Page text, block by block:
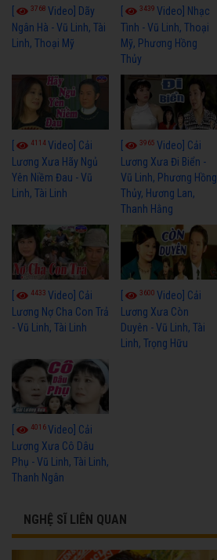
3768 Video] Dãy
Ngân Hà - Vũ Linh, Tài
Linh, Thoại Mỹ
3439Video] Nhạc
Tình - Vũ Linh, Thoại
Mỹ, Phương Hồng
Thủy
4114Video] Cải
Lương Xưa Hãy Ngủ
Yên Niềm Đau - Vũ
Linh, Tài Linh
3965Video] Cải
Lương Xưa Đi Biển -
Vũ Linh, Phương Hồng
Thủy, Hương Lan,
Thanh Hằng
4433 Video] Cải
Lương Nợ Cha Con Trả
- Vũ Linh, Tài Linh
3600Video] Cải
Lương Xưa Còn
Duyên - Vũ Linh, Tài
Linh, Trọng Hữu
4016Video] Cải
Lương Xưa Cô Dâu
Phụ - Vũ Linh, Tài Linh,
Thanh Ngân
NGHỆ SĨ LIÊN QUAN